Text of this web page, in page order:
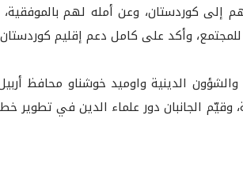
إلى كوردستان، وعن أمله لهم
وأكد على كامل دعم إقليم
الدينية واومید خوشناو محافظ
وقيّم الجانبان دور علماء الدين في تطوير